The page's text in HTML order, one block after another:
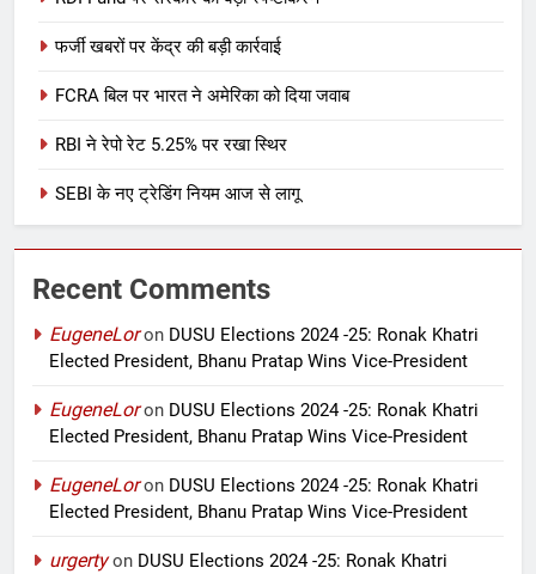
फर्जी खबरों पर केंद्र की बड़ी कार्रवाई
FCRA बिल पर भारत ने अमेरिका को दिया जवाब
RBI ने रेपो रेट 5.25% पर रखा स्थिर
SEBI के नए ट्रेडिंग नियम आज से लागू
Recent Comments
EugeneLoron DUSU Elections 2024 -25: Ronak Khatri
Elected President, Bhanu Pratap Wins Vice-President
EugeneLoron DUSU Elections 2024 -25: Ronak Khatri
Elected President, Bhanu Pratap Wins Vice-President
EugeneLoron DUSU Elections 2024 -25: Ronak Khatri
Elected President, Bhanu Pratap Wins Vice-President
urgertyon DUSU Elections 2024 -25: Ronak Khatri